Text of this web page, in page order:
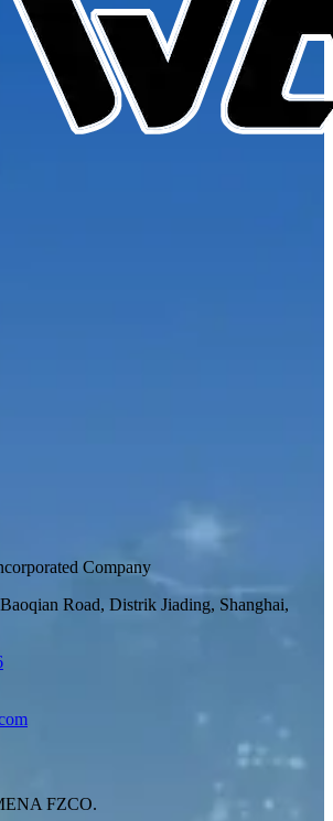
Company
Road, Distrik Jiading, Shanghai,
FZCO.